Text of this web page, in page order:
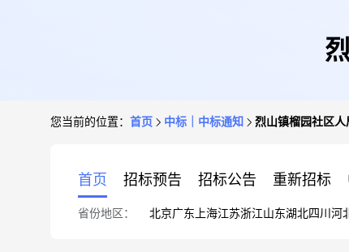
您当前的位置： 首页 中标｜中标通知 烈山镇榴园社区
首页 招标预告 招标公告 重新招标
省份地区： 北京广东 上海江苏浙江山东湖北四川 河